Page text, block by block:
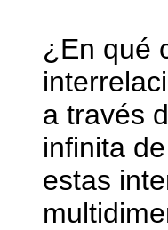
¿En qué
a través
infinita
estas